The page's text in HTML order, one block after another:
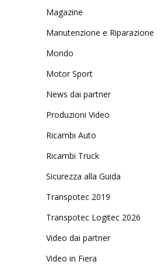
Magazine
Manutenzione e Riparazione
Mondo
Motor Sport
News dai partner
Produzioni Video
Ricambi Auto
Ricambi Truck
Sicurezza alla Guida
Transpotec 2019
Transpotec Logitec 2026
Video dai partner
Video in Fiera